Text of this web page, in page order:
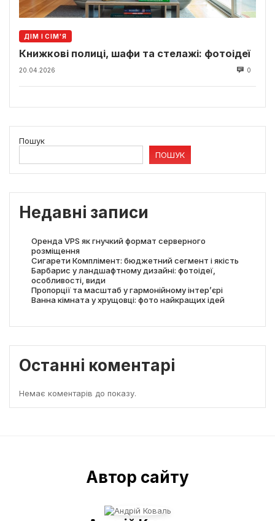
ДІМ І СІМ'Я
Книжкові полиці, шафи та стелажі: фотоідеї
20.04.2026 0
Пошук
ПОШУК
Недавні записи
Оренда VPS як гнучкий формат серверного
розміщення
Сигарети Комплімент: бюджетний сегмент і якість
Барбарис у ландшафтному дизайні: фотоідеї,
особливості, види
Пропорції та масштаб у гармонійному інтер’єрі
Ванна кімната у хрущовці: фото найкращих ідей
Останні коментарі
Немає коментарів до показу.
Автор сайту